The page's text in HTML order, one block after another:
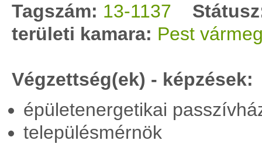
Tagszám: 13-1137
területi kamara: Pest
Végzettség(ek) - képzések:
épületenergetikai
településmérnök